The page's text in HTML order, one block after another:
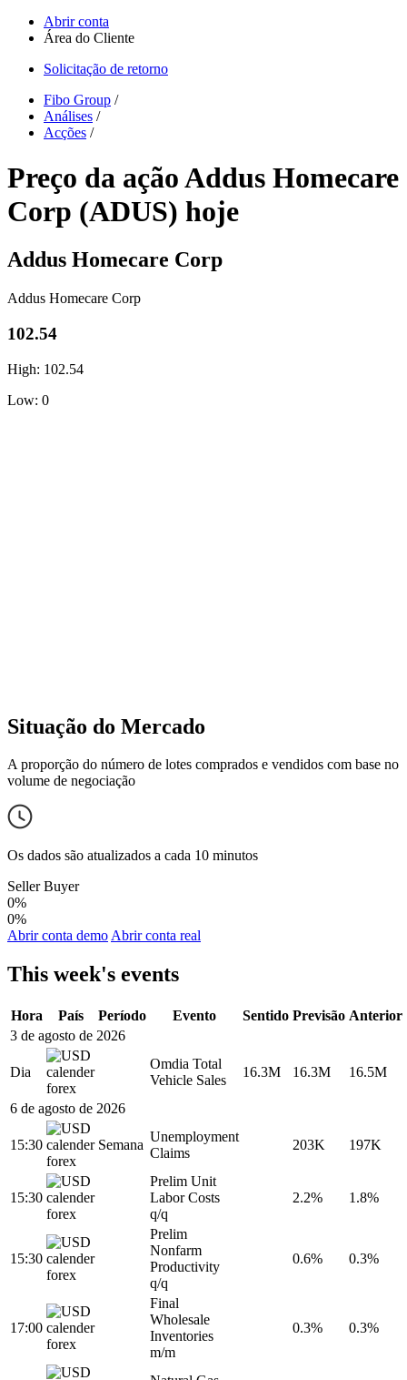
Abrir conta
Área do Cliente
Solicitação de retorno
Fibo Group /
Análises /
Acções /
Preço da ação Addus Homecare
Corp (ADUS) hoje
Addus Homecare Corp
Addus Homecare Corp
102.54
High: 102.54
Low: 0
Situação do Mercado
A proporção do número de lotes comprados e vendidos com base no
volume de negociação
Os dados são atualizados a cada 10 minutos
Seller Buyer
0%
0%
Abrir conta demoAbrir conta real
This week's events
Hora País Período Evento Sentido Previsão Anterior
3 de agosto de 2026
Dia
Omdia Total
Vehicle Sales
16.3M 16.3M 16.5M
6 de agosto de 2026
15:30 Semana
Unemployment
Claims
203K 197K
15:30
Prelim Unit
Labor Costs
q/q
2.2% 1.8%
15:30
Prelim
Nonfarm
Productivity
q/q
0.6% 0.3%
17:00
Final
Wholesale
Inventories
m/m
0.3% 0.3%